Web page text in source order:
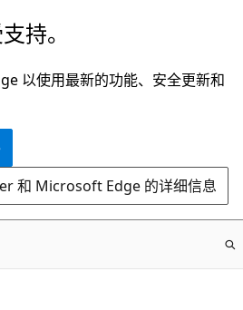
持。
以使用最新的功能、安全更新和
和 Microsoft Edge 的详细信息